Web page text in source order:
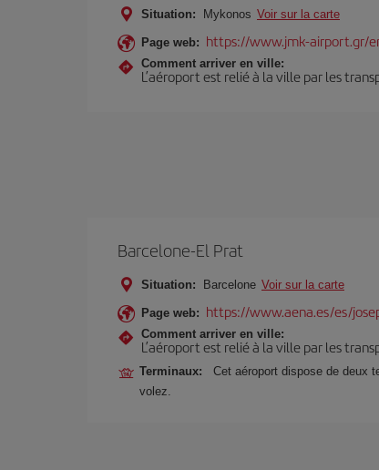
Situation: Mykonos Voir sur la carte
Page web: https://www.jmk-airport.gr/
Comment arriver en ville:
L’aéroport est relié à la ville par les
Barcelone-El Prat
Situation: Barcelone Voir sur la carte
Page web: https://www.aena.es/es/
Comment arriver en ville:
L’aéroport est relié à la ville par les
Terminaux:
Cet aéroport dispose de deux
volez.